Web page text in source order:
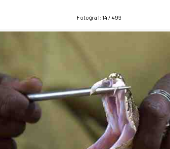
Fotoğraf: 14 / 499